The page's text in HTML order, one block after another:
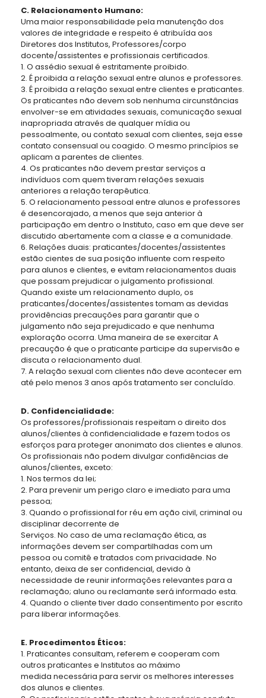
C. Relacionamento Humano:
Uma maior responsabilidade pela manutenção dos
valores de integridade e respeito é atribuída aos
Diretores dos Institutos, Professores/corpo
docente/assistentes e profissionais certificados.
1. O assédio sexual é estritamente proibido.
2. É proibida a relação sexual entre alunos e professores.
3. É proibida a relação sexual entre clientes e praticantes.
Os praticantes não devem sob nenhuma circunstâncias
envolver-se em atividades sexuais, comunicação sexual
inapropriada através de qualquer mídia ou
pessoalmente, ou contato sexual com clientes, seja esse
contato consensual ou coagido. O mesmo princípios se
aplicam a parentes de clientes.
4. Os praticantes não devem prestar serviços a
indivíduos com quem tiveram relações sexuais
anteriores a relação terapêutica.
5. O relacionamento pessoal entre alunos e professores
é desencorajado, a menos que seja anterior à
participação em dentro o Instituto, caso em que deve ser
discutido abertamente com a classe e a comunidade.
6. Relações duais: praticantes/docentes/assistentes
estão cientes de sua posição influente com respeito
para alunos e clientes, e evitam relacionamentos duais
que possam prejudicar o julgamento profissional.
Quando existe um relacionamento duplo, os
praticantes/docentes/assistentes tomam as devidas
providências precauções para garantir que o
julgamento não seja prejudicado e que nenhuma
exploração ocorra. Uma maneira de se exercitar A
precaução é que o praticante participe da supervisão e
discuta o relacionamento dual.
7. A relação sexual com clientes não deve acontecer em
até pelo menos 3 anos após tratamento ser concluído.
D. Confidencialidade:
Os professores/profissionais respeitam o direito dos
alunos/clientes à confidencialidade e fazem todos os
esforços para proteger anonimato dos clientes e alunos.
Os profissionais não podem divulgar confidências de
alunos/clientes, exceto:
1. Nos termos da lei;
2. Para prevenir um perigo claro e imediato para uma
pessoa;
3. Quando o profissional for réu em ação civil, criminal ou
disciplinar decorrente de
Serviços. No caso de uma reclamação ética, as
informações devem ser compartilhadas com um
pessoa ou comitê e tratados com privacidade. No
entanto, deixa de ser confidencial, devido à
necessidade de reunir informações relevantes para a
reclamação; aluno ou reclamante será informado esta.
4. Quando o cliente tiver dado consentimento por escrito
para liberar informações.
E. Procedimentos Éticos:
1. Praticantes consultam, referem e cooperam com
outros praticantes e Institutos ao máximo
medida necessária para servir os melhores interesses
dos alunos e clientes.